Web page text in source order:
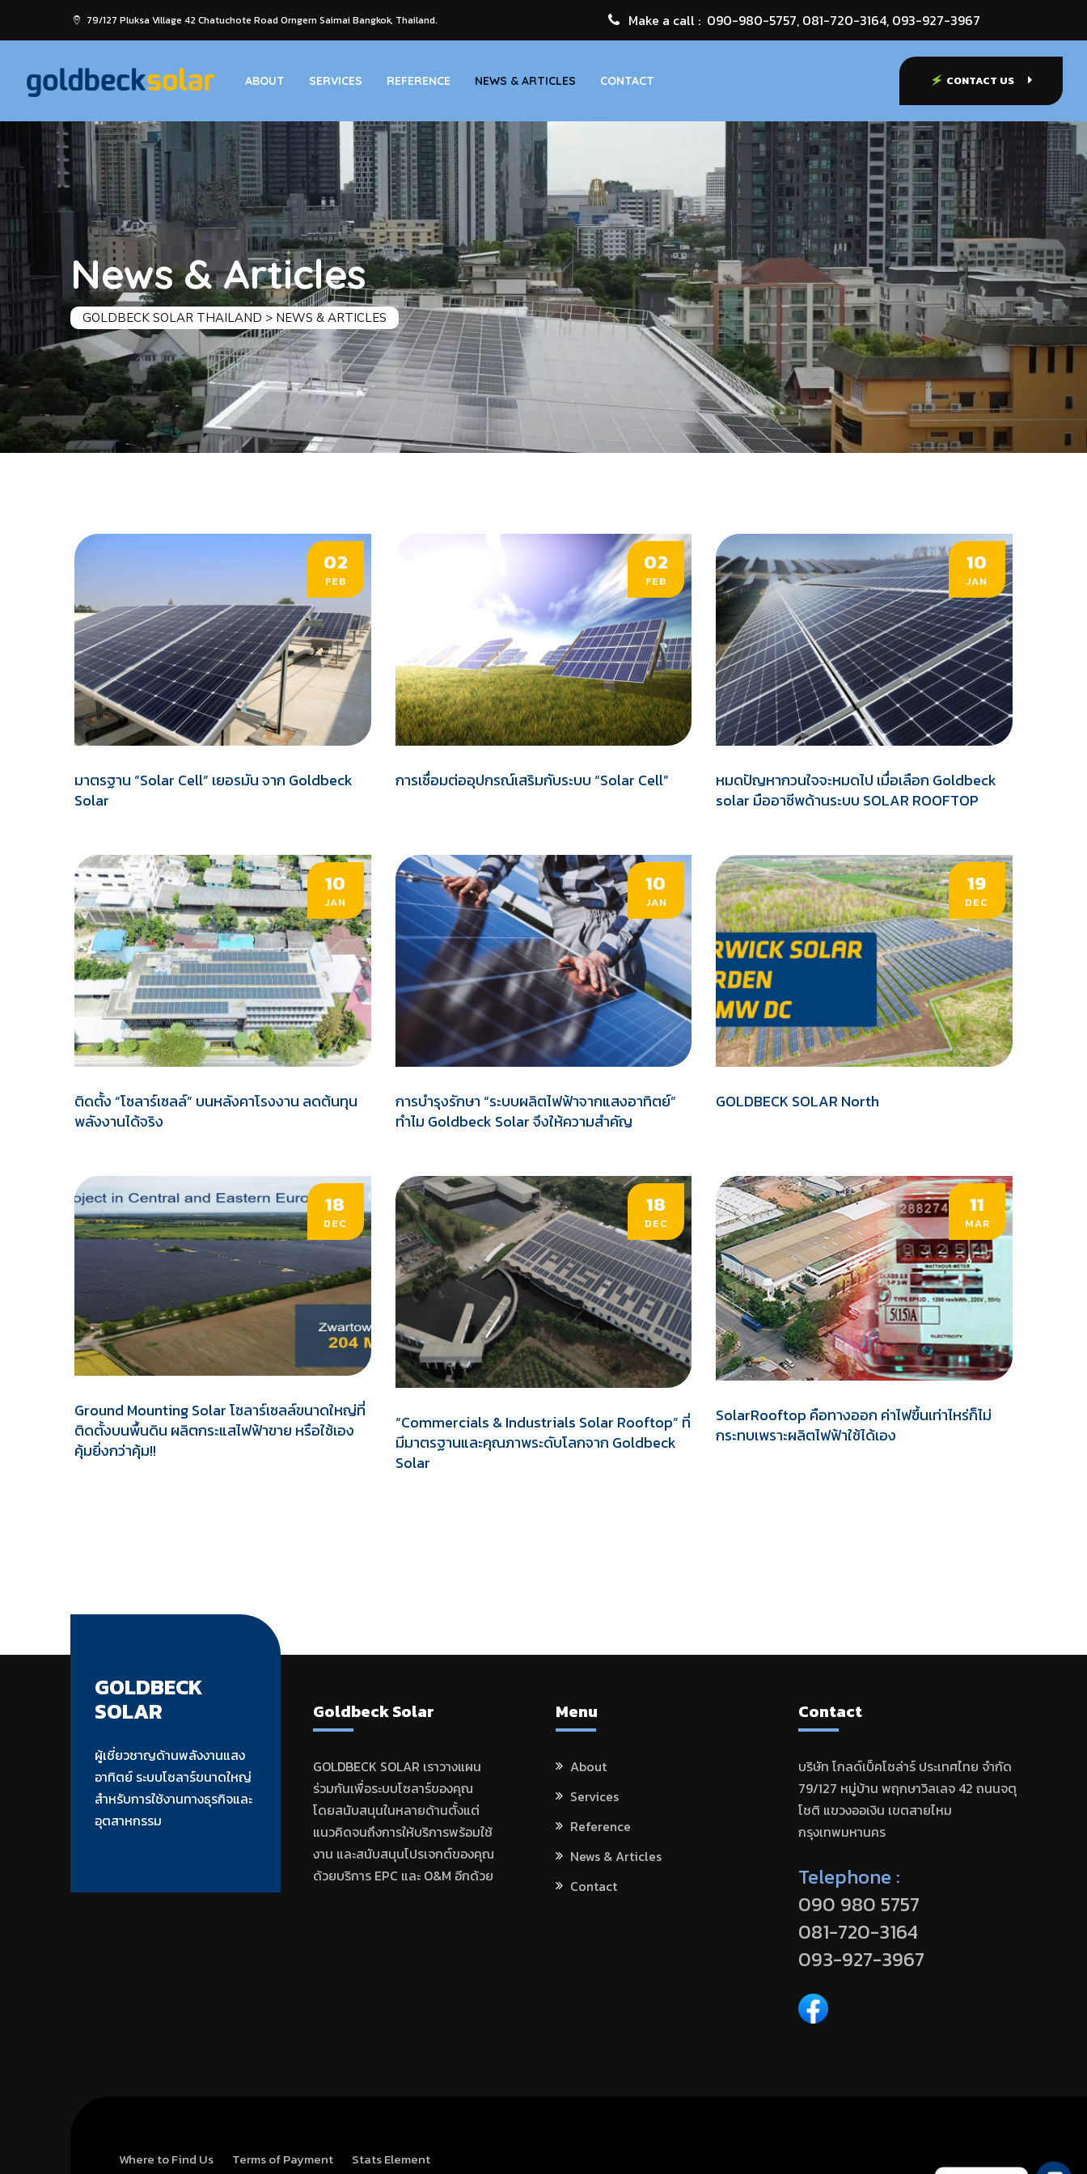
79/127 Pluksa Village 42 Chatuchote Road Orngern Saimai Bangkok, Thailand. Make a call : 090-980-5757, 081-720-3164, 093-927-3967
ABOUT SERVICES REFERENCE NEWS & ARTICLES CONTACT 🗲 CONTACT US
News & Articles
GOLDBECK SOLAR THAILAND > NEWS & ARTICLES
02
FEB
มาตรฐาน “Solar Cell” เยอรมัน จาก Goldbeck
Solar
02
FEB
การเชื่อมต่ออุปกรณ์เสริมกับระบบ “Solar Cell”
10
JAN
หมดปัญหากวนใจจะหมดไป เมื่อเลือก Goldbeck
solar มืออาชีพด้านระบบ SOLAR ROOFTOP
10
JAN
ติดตั้ง “โซลาร์เซลล์” บนหลังคาโรงงาน ลดต้นทุน
พลังงานได้จริง
10
JAN
การบํารุงรักษา “ระบบผลิตไฟฟ้าจากแสงอาทิตย์”
ทําไม Goldbeck Solar จึงให้ความสําคัญ
19
DEC
GOLDBECK SOLAR North
18
DEC
Ground Mounting Solar โซลาร์เซลล์ขนาดใหญ่ที่
ติดตั้งบนพื้นดิน ผลิตกระแสไฟฟ้าขาย หรือใช้เอง
คุ้มยิ่งกว่าคุ้ม!!
18
DEC
“Commercials & Industrials Solar Rooftop” ที่
มีมาตรฐานและคุณภาพระดับโลกจาก Goldbeck
Solar
11
MAR
SolarRooftop คือทางออก ค่าไฟขึ้นเท่าไหร่ก็ไม่
กระทบเพราะผลิตไฟฟ้าใช้ได้เอง
GOLDBECK
SOLAR
ผู้เชี่ยวชาญด้านพลังงานแสง
อาทิตย์ ระบบโซลาร์ขนาดใหญ่
สำหรับการใช้งานทางธุรกิจและ
อุตสาหกรรม
Goldbeck Solar
GOLDBECK SOLAR เราวางแผน
ร่วมกันเพื่อระบบโซลาร์ของคุณ
โดยสนับสนุนในหลายด้านตั้งแต่
แนวคิดจนถึงการให้บริการพร้อมใช้
งาน และสนับสนุนโปรเจกต์ของคุณ
ด้วยบริการ EPC และ O&M อีกด้วย
Menu
About
Services
Reference
News & Articles
Contact
Contact
บริษัท โกลด์เบ็คโซล่าร์ ประเทศไทย จำกัด
79/127 หมู่บ้าน พฤกษาวิลเลจ 42 ถนนจตุ
โชติ แขวงออเงิน เขตสายไหม
กรุงเทพมหานคร
Telephone :
090 980 5757
081-720-3164
093-927-3967
Where to Find Us Terms of Payment
Stats Element